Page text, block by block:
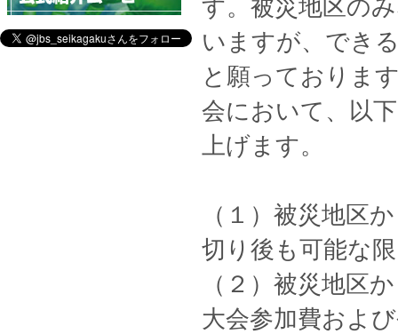
す。被災地区の
いますが、でき
と願っておりま
会において、以
上げます。
（１）被災地区
切り後も可能な
（２）被災地区
大会参加費およ